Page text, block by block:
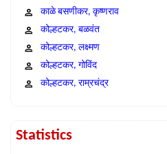
काळे बसणीकर, कृष्णराव
कोल्हटकर, बळवंत
कोल्हटकर, लक्ष्मण
कोल्हटकर, गोविंद
कोल्हटकर, राम्रचंद्र
Statistics